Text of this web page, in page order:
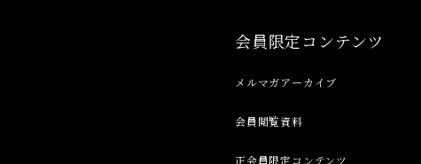
会員限定コンテンツ
メルマガアーカイブ
会員閲覧資料
正会員限定コンテンツ